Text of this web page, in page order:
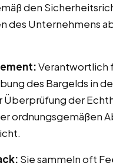
den
des Unternehmens
Verantwortlich
des Bargelds in
Überprüfung der
ordnungsgemäßen
Sie sammeln oft